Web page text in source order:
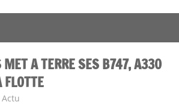
A TERRE SES B747, A330
Ma Thailande
Actu